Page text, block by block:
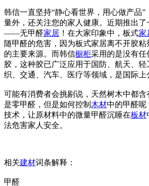
韩信一直坚持“静心看世界，用心做产品
量外，还关注您的家人健康。近期推出
——无甲醛家居 ！在大家印象中，板式家
随甲醛的危害，因为板式家居离不开胶
的主要来源。而韩信橱柜采用的是没有
胶，这种胶已广泛应用于国防、航天、
织、交通、汽车、医疗等领域，是国际上
可能有消费者会挑剔说，天然树木中都
是零甲醛，但是如何控制 木材中的甲醛呢
技术，让原材料中的微量甲醛沉睡在板材
法危害家人安全。
相关建材词条解释：
甲醛